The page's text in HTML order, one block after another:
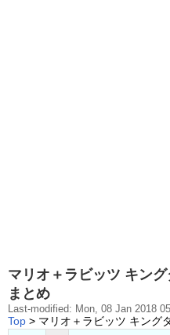
マリオ＋ラビッツ キン
まとめ
Last-modified: Mon, 08 Jan 2018
Top > マリオ＋ラビッツ キング